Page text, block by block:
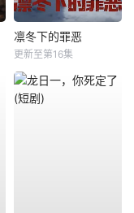
凛冬下的罪恶
更新至第16集